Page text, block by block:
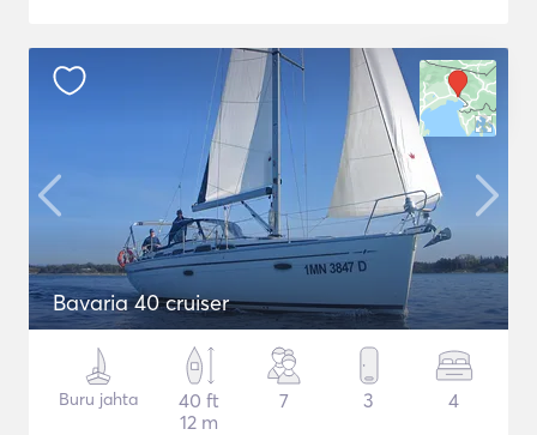
Bavaria 40 cruiser
Buru jahta
40 ft
12 m
7 3 4